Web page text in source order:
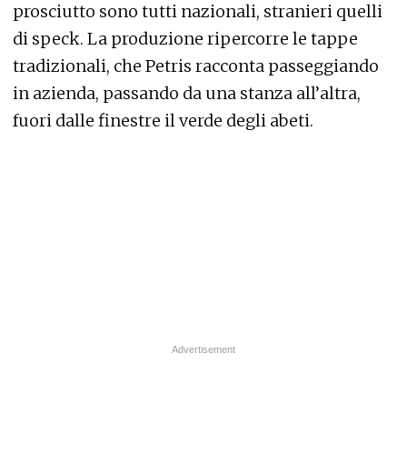
prosciutto sono tutti nazionali, stranieri quelli
di speck. La produzione ripercorre le tappe
tradizionali, che Petris racconta passeggiando
in azienda, passando da una stanza all’altra,
fuori dalle finestre il verde degli abeti.